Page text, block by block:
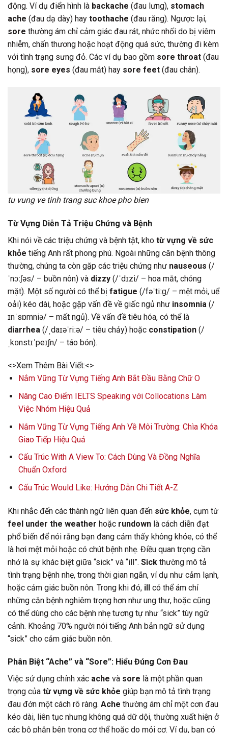
động. Ví dụ điển hình là backache (đau lưng), stomach
ache (đau dạ dày) hay toothache (đau răng). Ngược lại,
sore thường ám chỉ cảm giác đau rát, nhức nhối do bị viêm
nhiễm, chấn thương hoặc hoạt động quá sức, thường đi kèm
với tình trạng sưng đỏ. Các ví dụ bao gồm sore throat (đau
họng), sore eyes (đau mắt) hay sore feet (đau chân).
tu vung ve tinh trang suc khoe pho bien
Từ Vựng Diễn Tả Triệu Chứng và Bệnh
Khi nói về các triệu chứng và bệnh tật, kho từ vựng về sức
khỏe tiếng Anh rất phong phú. Ngoài những căn bệnh thông
thường, chúng ta còn gặp các triệu chứng như nauseous (/
ˈnɔːʃəs/ – buồn nôn) và dizzy (/ˈdɪzi/ – hoa mắt, chóng
mặt). Một số người có thể bị fatigue (/fəˈtiːɡ/ – mệt mỏi, uể
oải) kéo dài, hoặc gặp vấn đề về giấc ngủ như insomnia (/
ɪnˈsɒmniə/ – mất ngủ). Về vấn đề tiêu hóa, có thể là
diarrhea (/ˌdaɪəˈriːə/ – tiêu chảy) hoặc constipation (/
ˌkɒnstɪˈpeɪʃn/ – táo bón).
<>Xem Thêm Bài Viết:<>
Nắm Vững Từ Vựng Tiếng Anh Bắt Đầu Bằng Chữ O
Nâng Cao Điểm IELTS Speaking với Collocations Làm
Việc Nhóm Hiệu Quả
Nắm Vững Từ Vựng Tiếng Anh Về Môi Trường: Chìa Khóa
Giao Tiếp Hiệu Quả
Cấu Trúc With A View To: Cách Dùng Và Đồng Nghĩa
Chuẩn Oxford
Cấu Trúc Would Like: Hướng Dẫn Chi Tiết A-Z
Khi nhắc đến các thành ngữ liên quan đến sức khỏe, cụm từ
feel under the weather hoặc rundown là cách diễn đạt
phổ biến để nói rằng bạn đang cảm thấy không khỏe, có thể
là hơi mệt mỏi hoặc có chút bệnh nhẹ. Điều quan trọng cần
nhớ là sự khác biệt giữa “sick” và “ill”. Sick thường mô tả
tình trạng bệnh nhẹ, trong thời gian ngắn, ví dụ như cảm lạnh,
hoặc cảm giác buồn nôn. Trong khi đó, ill có thể ám chỉ
những căn bệnh nghiêm trọng hơn như ung thư, hoặc cũng
có thể dùng cho các bệnh nhẹ tương tự như “sick” tùy ngữ
cảnh. Khoảng 70% người nói tiếng Anh bản ngữ sử dụng
“sick” cho cảm giác buồn nôn.
Phân Biệt “Ache” và “Sore”: Hiểu Đúng Cơn Đau
Việc sử dụng chính xác ache và sore là một phần quan
trọng của từ vựng về sức khỏe giúp bạn mô tả tình trạng
đau đớn một cách rõ ràng. Ache thường ám chỉ một cơn đau
kéo dài, liên tục nhưng không quá dữ dội, thường xuất hiện ở
các bộ phận bên trong cơ thể hoặc do mỏi cơ. Ví dụ, bạn có